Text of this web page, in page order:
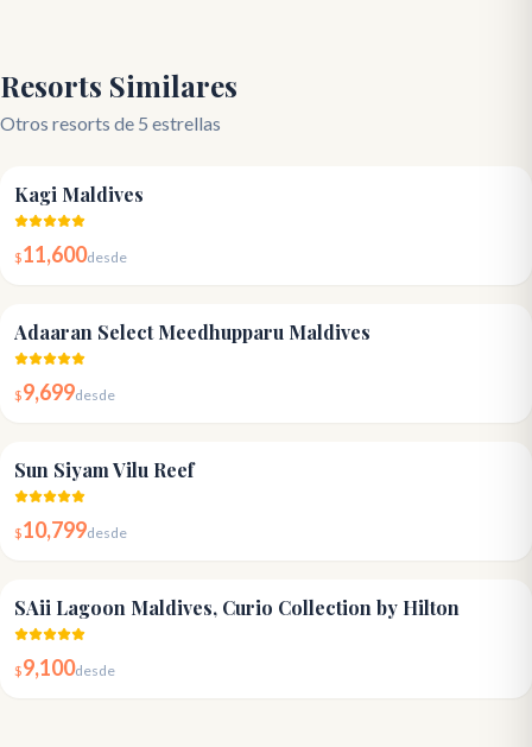
Resorts Similares
Otros resorts de 5 estrellas
Kagi Maldives
$11,600desde
Adaaran Select Meedhupparu Maldives
$9,699desde
Sun Siyam Vilu Reef
$10,799desde
SAii Lagoon Maldives, Curio Collection by Hilton
$9,100desde